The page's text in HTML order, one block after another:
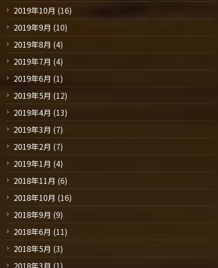
2019年10月 (16)
2019年9月 (10)
2019年8月 (4)
2019年7月 (4)
2019年6月 (1)
2019年5月 (12)
2019年4月 (13)
2019年3月 (7)
2019年2月 (7)
2019年1月 (4)
2018年11月 (6)
2018年10月 (16)
2018年9月 (9)
2018年6月 (11)
2018年5月 (3)